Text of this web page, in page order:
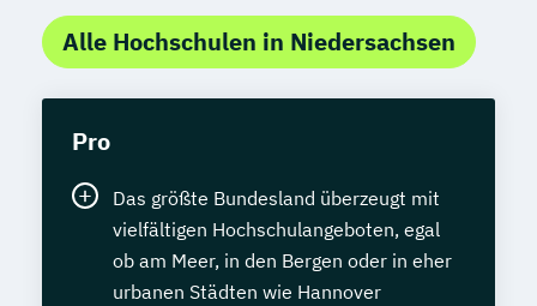
Alle Hochschulen in Niedersachsen
Pro
Das größte Bundesland überzeugt mit
vielfältigen Hochschulangeboten, egal
ob am Meer, in den Bergen oder in eher
urbanen Städten wie Hannover